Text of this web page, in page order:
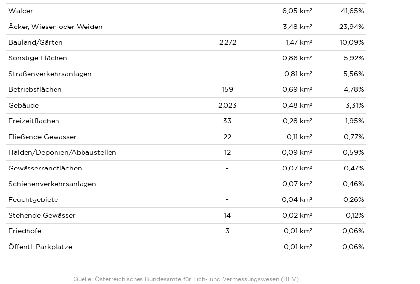
Wälder
- 6,05 km²
41,65%
Äcker, Wiesen oder Weiden
- 3,48 km²
23,94%
Bauland/Gärten
2.272 1,47 km²
10,09%
Sonstige Flächen
- 0,86 km²
5,92%
Straßenverkehrsanlagen
- 0,81 km²
5,56%
Betriebsflächen
159 0,69 km²
4,78%
Gebäude
2.023 0,48 km²
3,31%
Freizeitflächen
33 0,28 km²
1,95%
Fließende Gewässer
22 0,11 km²
0,77%
Halden/Deponien/Abbaustellen
12 0,09 km²
0,59%
Gewässerrandflächen
- 0,07 km²
0,47%
Schienenverkehrsanlagen
- 0,07 km²
0,46%
Feuchtgebiete
- 0,04 km²
0,26%
Stehende Gewässer
14 0,02 km²
0,12%
Friedhöfe
3 0,01 km²
0,06%
Öffentl. Parkplätze
- 0,01 km² 0,06%
Quelle: Österreichisches Bundesamte für Eich- und Vermessungswesen (BEV)